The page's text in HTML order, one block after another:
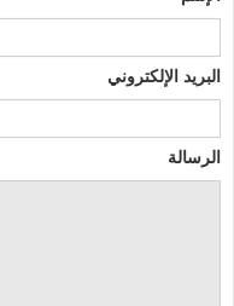
البريد الإلكتروني
الرسالة